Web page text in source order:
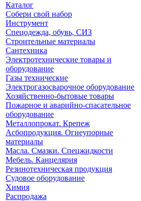
Каталог
Собери свой набор
Инструмент
Спецодежда, обувь, СИЗ
Строительные материалы
Сантехника
Электротехнические товары и
оборудование
Газы технические
Электрогазосварочное оборудование
Хозяйственно-бытовые товары
Пожарное и аварийно-спасательное
оборудование
Металлопрокат. Крепеж
Асбопродукция. Огнеупорные
материалы
Масла. Смазки. Спецжидкости
Мебель. Канцелярия
Резинотехническая продукция
Судовое оборудование
Химия
Распродажа